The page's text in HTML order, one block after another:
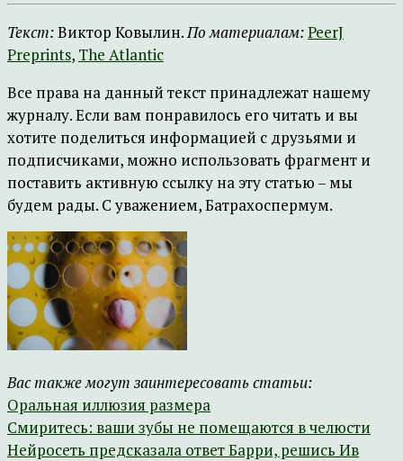
Текст:Виктор Ковылин.По материалам:PeerJ
Preprints, The Atlantic
Все права на данный текст принадлежат нашему
журналу. Если вам понравилось его читать и вы
хотите поделиться информацией с друзьями и
подписчиками, можно использовать фрагмент и
поставить активную ссылку на эту статью – мы
будем рады. С уважением, Батрахоспермум.
Вас также могут заинтересовать статьи:
Оральная иллюзия размера
Смиритесь: ваши зубы не помещаются в челюсти
Нейросеть предсказала ответ Барри, решись Ив